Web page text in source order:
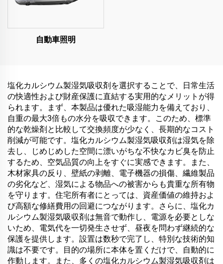
自動車照明
塩化カルシウム製湿気吸収剤を選択することで、日常生活
の快適性および財産保護に直結する実用的なメリットが得
られます。まず、本製品は優れた吸湿能力を備えており、
自重の最大3倍もの水分を吸収できます。このため、標準
的な乾燥剤と比較して交換頻度が少なく、長期的なコスト
削減が可能です。塩化カルシウム製湿気吸収剤は湿気を除
去し、じめじめした空間に漂いがちな不快なカビ臭を防止
するため、空気品質の向上をすぐに実感できます。また、
木材家具の反り、壁紙の剥離、電子機器の損傷、繊維製品
の劣化など、湿気による物品への被害からも貴重な所有物
を守ります。住宅所有者にとっては、資産価値の維持およ
び高額な修繕費用の回避につながります。さらに、塩化カ
ルシウム製湿気吸収剤は無音で動作し、電源を必要としな
いため、電気代を一切発生させず、昼夜を問わず継続的な
保護を提供します。設置は数秒で完了し、特別な技術的知
識は不要です。目的の場所に本体を置くだけで、自動的に
作動します。また、多くの塩化カルシウム製湿気吸収剤は